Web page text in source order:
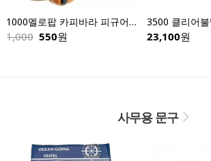
1000멜로팝 카피바라 피규어키링-낱개
1,000 550원 23,100원
사무용 문구